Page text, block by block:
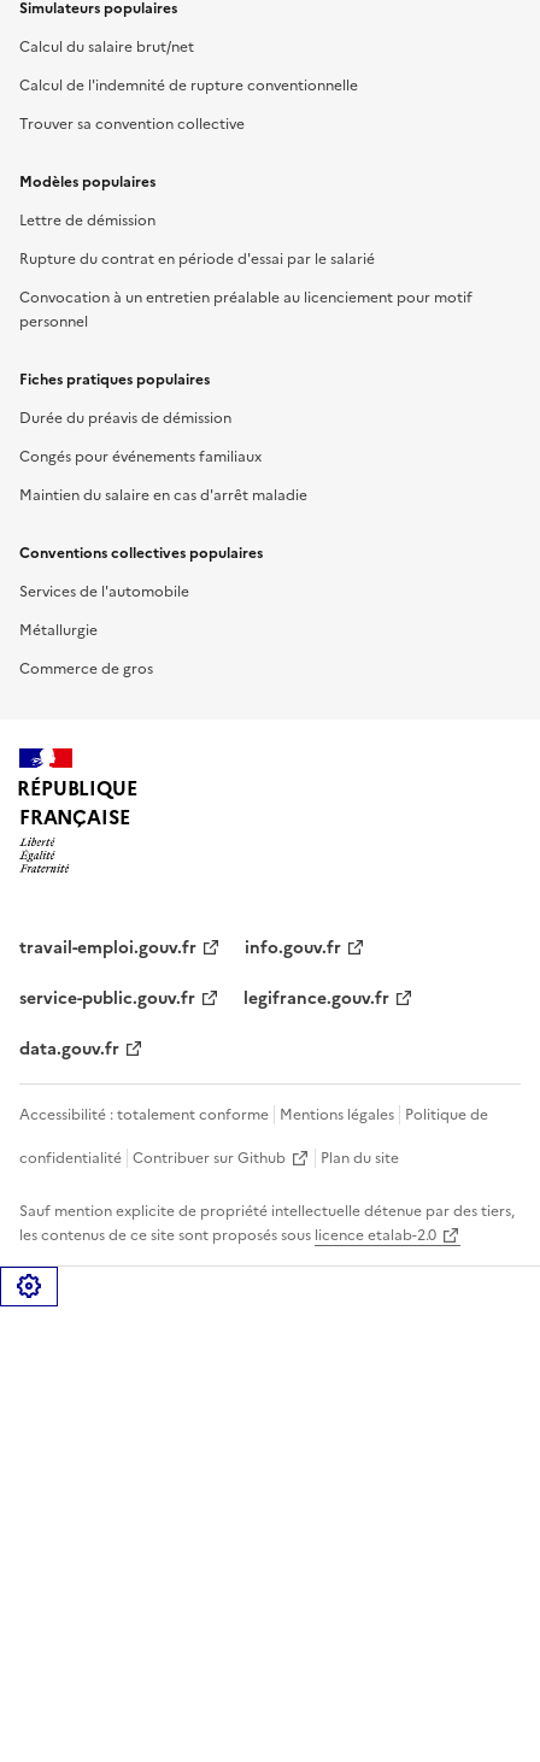
Simulateurs populaires
Calcul du salaire brut/net
Calcul de l'indemnité de rupture conventionnelle
Trouver sa convention collective
Modèles populaires
Lettre de démission
Rupture du contrat en période d'essai par le salarié
Convocation à un entretien préalable au licenciement pour motif
personnel
Fiches pratiques populaires
Durée du préavis de démission
Congés pour événements familiaux
Maintien du salaire en cas d'arrêt maladie
Conventions collectives populaires
Services de l'automobile
Métallurgie
Commerce de gros
RÉPUBLIQUE
FRANÇAISE
travail-emploi.gouv.fr
info.gouv.fr
service-public.gouv.fr
legifrance.gouv.fr
data.gouv.fr
Accessibilité : totalement conforme Mentions légales Politique de
confidentialité Contribuer sur Github Plan du site
Sauf mention explicite de propriété intellectuelle détenue par des tiers,
les contenus de ce site sont proposés sous licence etalab-2.0
Gérer les cookies